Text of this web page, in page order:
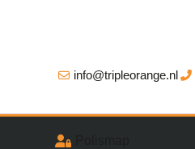
info@tripleorange.nl